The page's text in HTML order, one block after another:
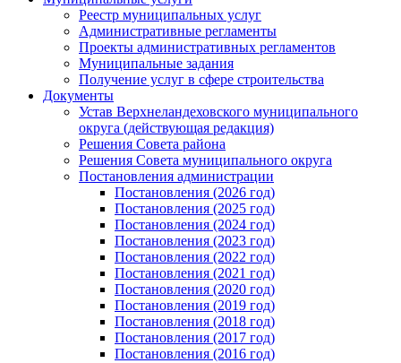
Реестр муниципальных услуг
Административные регламенты
Проекты административных регламентов
Муниципальные задания
Получение услуг в сфере строительства
Документы
Устав Верхнеландеховского муниципального
округа (действующая редакция)
Решения Совета района
Решения Совета муниципального округа
Постановления администрации
Постановления (2026 год)
Постановления (2025 год)
Постановления (2024 год)
Постановления (2023 год)
Постановления (2022 год)
Постановления (2021 год)
Постановления (2020 год)
Постановления (2019 год)
Постановления (2018 год)
Постановления (2017 год)
Постановления (2016 год)